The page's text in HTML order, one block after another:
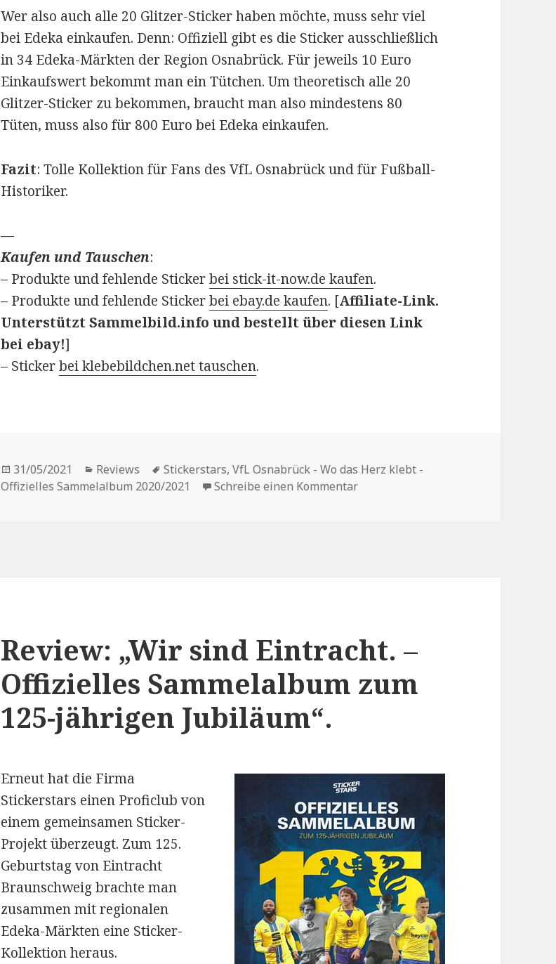
Wer also auch alle 20 Glitzer-Sticker haben möchte, muss sehr viel
bei Edeka einkaufen. Denn: Offiziell gibt es die Sticker ausschließlich
in 34 Edeka-Märkten der Region Osnabrück. Für jeweils 10 Euro
Einkaufswert bekommt man ein Tütchen. Um theoretisch alle 20
Glitzer-Sticker zu bekommen, braucht man also mindestens 80
Tüten, muss also für 800 Euro bei Edeka einkaufen.
Fazit: Tolle Kollektion für Fans des VfL Osnabrück und für Fußball-
Historiker.
—
Kaufen und Tauschen:
– Produkte und fehlende Stickerbei stick-it-now.de kaufen.
– Produkte und fehlende Stickerbei ebay.de kaufen. [Affiliate-Link.
Unterstützt Sammelbild.info und bestellt über diesen Link
bei ebay!]
– Stickerbei klebebildchen.net tauschen.
Veröffentlicht
am
31/05/2021 Kategorien
Reviews Schlagwörter
Stickerstars,VfL Osnabrück - Wo das Herz klebt -
Offizielles Sammelalbum 2020/2021
Schreibe einen Kommentarzu Review: „VfL Osnabrück – Wo
Review: „Wir sind Eintracht. –
Offizielles Sammelalbum zum
125-jährigen Jubiläum“.
Erneut hat die Firma
Stickerstars einen Proficlub von
einem gemeinsamen Sticker-
Projekt überzeugt. Zum 125.
Geburtstag von Eintracht
Braunschweig brachte man
zusammen mit regionalen
Edeka-Märkten eine Sticker-
Kollektion heraus.